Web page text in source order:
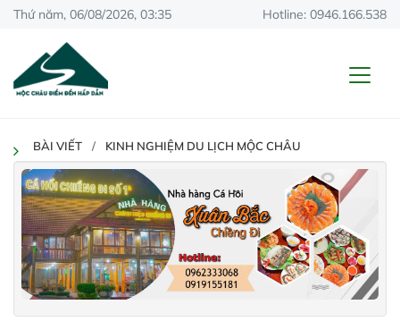
Thứ năm, 06/08/2026, 03:35 Hotline: 0946.166.538
BÀI VIẾT KINH NGHIỆM DU LỊCH MỘC CHÂU